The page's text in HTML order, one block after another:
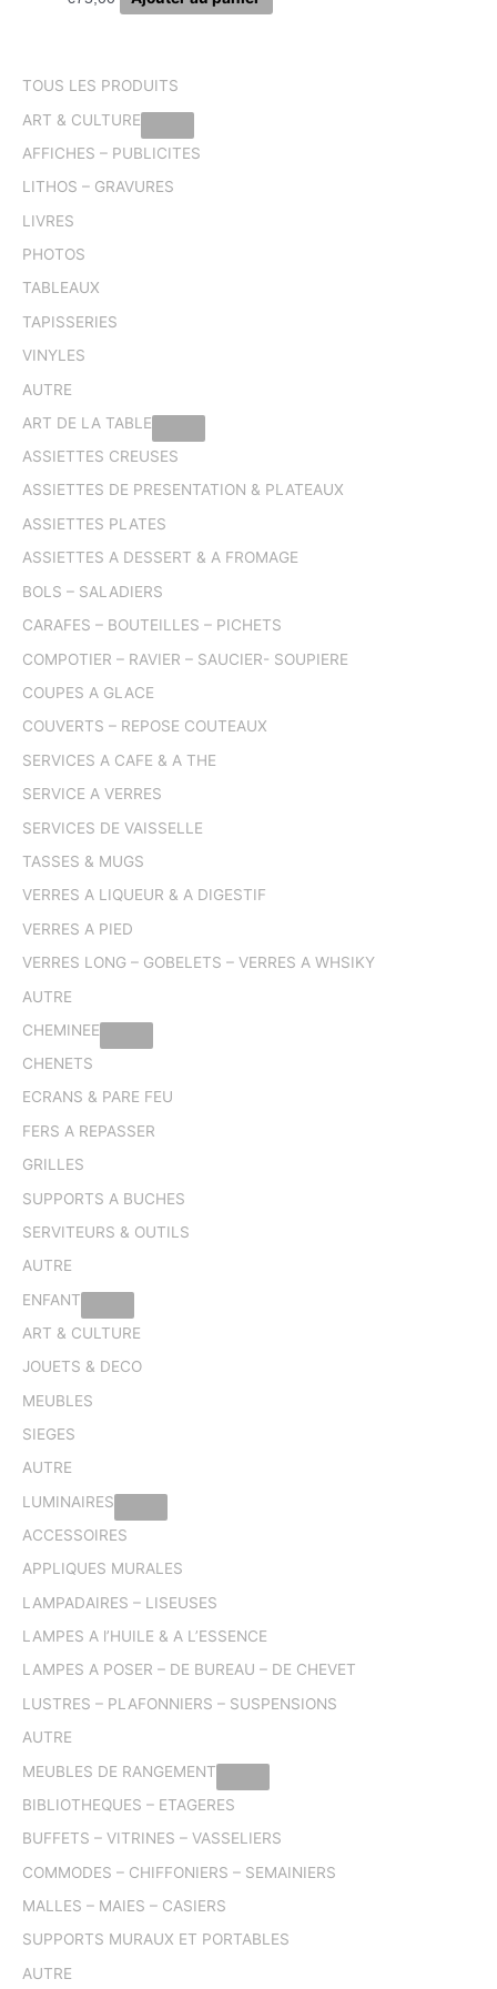
TOUS LES PRODUITS
ART & CULTURE
AFFICHES – PUBLICITES
LITHOS – GRAVURES
LIVRES
PHOTOS
TABLEAUX
TAPISSERIES
VINYLES
AUTRE
ART DE LA TABLE
ASSIETTES CREUSES
ASSIETTES DE PRESENTATION & PLATEAUX
ASSIETTES PLATES
ASSIETTES A DESSERT & A FROMAGE
BOLS – SALADIERS
CARAFES – BOUTEILLES – PICHETS
COMPOTIER – RAVIER – SAUCIER- SOUPIERE
COUPES A GLACE
COUVERTS – REPOSE COUTEAUX
SERVICES A CAFE & A THE
SERVICE A VERRES
SERVICES DE VAISSELLE
TASSES & MUGS
VERRES A LIQUEUR & A DIGESTIF
VERRES A PIED
VERRES LONG – GOBELETS – VERRES A WHSIKY
AUTRE
CHEMINEE
CHENETS
ECRANS & PARE FEU
FERS A REPASSER
GRILLES
SUPPORTS A BUCHES
SERVITEURS & OUTILS
AUTRE
ENFANT
ART & CULTURE
JOUETS & DECO
MEUBLES
SIEGES
AUTRE
LUMINAIRES
ACCESSOIRES
APPLIQUES MURALES
LAMPADAIRES – LISEUSES
LAMPES A l’HUILE & A L’ESSENCE
LAMPES A POSER – DE BUREAU – DE CHEVET
LUSTRES – PLAFONNIERS – SUSPENSIONS
AUTRE
MEUBLES DE RANGEMENT
BIBLIOTHEQUES – ETAGERES
BUFFETS – VITRINES – VASSELIERS
COMMODES – CHIFFONIERS – SEMAINIERS
MALLES – MAIES – CASIERS
SUPPORTS MURAUX ET PORTABLES
AUTRE